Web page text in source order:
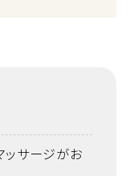
ッサージがお